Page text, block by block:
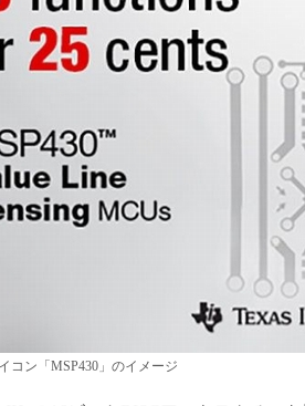
代の無線規格を知る【Thread
代の無線規格を知る【Z-Wave
コン「MSP430」のイメージ